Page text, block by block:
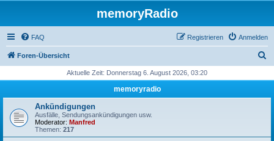
memoryRadio
FAQ Anmelden
Registrieren
Foren-Übersicht
h
Aktuelle Zeit: Donnerstag 6. August 2026, 03:20
memoryradio
Ankündigungen
Ausfälle, Sendungsankündigungen usw.
Moderator: Manfred
Themen: 217